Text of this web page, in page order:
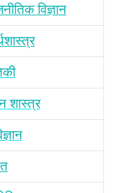
विज्ञान
शास्‍त्र